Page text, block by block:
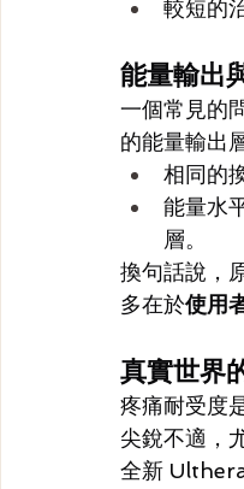
較短的
能量輸出
一個常見的
的能量輸出
相同的
能量水
層。
換句話說，
多在於使用
真實世界
疼痛耐受度
尖銳不適，
全新